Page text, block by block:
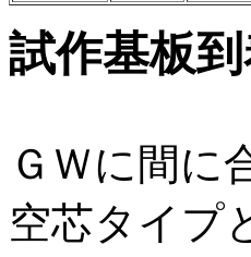
試作基板到
ＧＷに間に
空芯タイプ